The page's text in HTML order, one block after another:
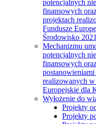
potencjalnych
finansowych
projektach
Fundusze
Środowisko
Mechanizmu
potencjalnych
finansowych
realizowanych w
Europejskie dla
Wyłożenie do
Projekty
Projekty